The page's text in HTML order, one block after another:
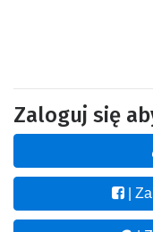
Zaloguj się
|